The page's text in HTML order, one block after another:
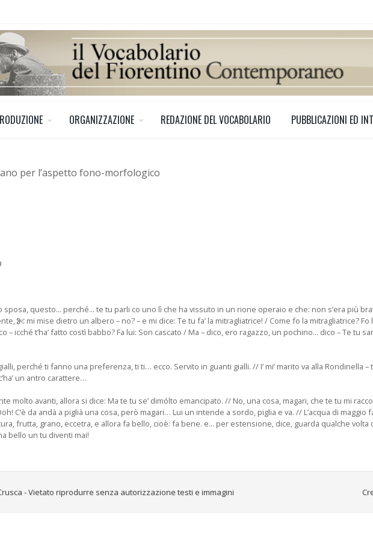
ORGANIZZAZIONE REDAZIONE DEL VOCABOLARIO PUBBLICAZIONI ED
per l’aspetto fono-morfologico
questo... perché... te tu parli co uno lì che ha vissuto in un rione operaio e che: non s’era più
mi mise dietro un albero – no? – e mi dice: Te tu fa’ la mitragliatrice! / Come fo la mitragliatrice?
– icché t’ha’ fatto costì babbo? Fa lui: Son cascato / Ma – dico, ero ragazzo, un pochino... dico – Te tu
perché ti fanno una preferenza, ti ti… ecco. Servito in guanti gialli. // I’ mi’ marito va alla Rondinella
un antro carattere…
molto avanti, allora si dice: Ma te tu se’ dimólto emancipato. // No, una cosa, magari, che te tu mi
C’è da andà a piglià una cosa, però magari… Lui un intende a sordo, piglia e va. // L’acqua di maggio
frutta, grano, eccetra, e allora fa bello, cioè: fa bene. e... per estensione, dice, guarda qualche
bello un tu diventi mai!
- Vietato riprodurre senza autorizzazione testi e immagini